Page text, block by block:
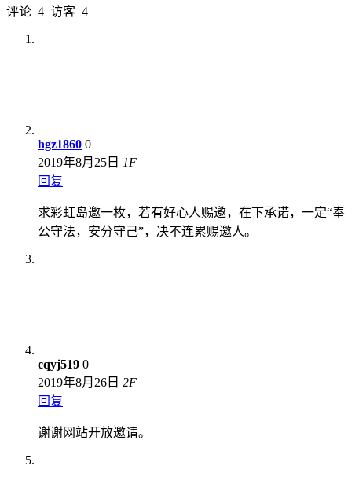
评论 4 访客 4
hgz1860 0
2019年8月25日 1F
回复
求彩虹岛邀一枚，若有好心人赐邀，在下承诺，一定“奉
公守法，安分守己”，决不连累赐邀人。
cqyj519 0
2019年8月26日 2F
回复
谢谢网站开放邀请。